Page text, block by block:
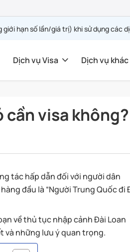
giới hạn số lần/giá trị) khi sử dụng các
Dịch vụ Visa Dịch vụ khác
cần visa không?
tác hấp dẫn đối với người dân
đầu là “Người Trung Quốc đi
về thủ tục nhập cảnh Đài Loan
và những lưu ý quan trọng.